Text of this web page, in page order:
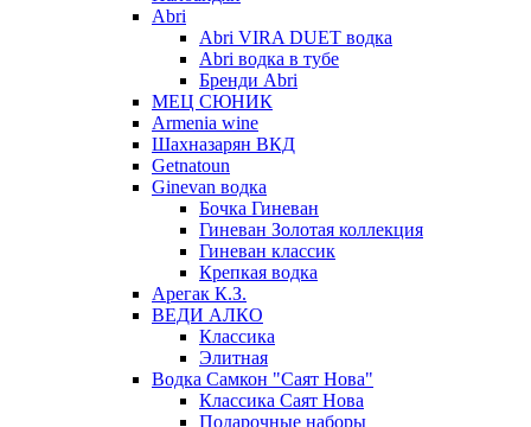
Abri
Abri VIRA DUET водка
Abri водка в тубе
Бренди Abri
МЕЦ СЮНИК
Armenia wine
Шахназарян ВКД
Getnatoun
Ginevan водка
Бочка Гиневан
Гиневан Золотая коллекция
Гиневан классик
Крепкая водка
Арегак К.З.
ВЕДИ АЛКО
Классика
Элитная
Водка Самкон "Саят Нова"
Классика Саят Нова
Подарочные наборы